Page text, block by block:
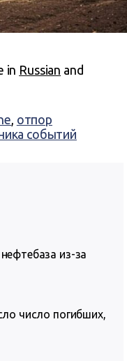
in Russian and
, отпор
событий
из-за
число погибших,